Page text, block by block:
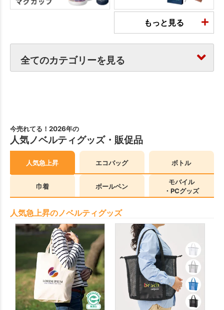
もっと見る
全てのカテゴリーを見る
今売れてる！2026年の
人気ノベルティグッズ・販促品
人気急上昇 エコバッグ ボトル
巾着 ボールペン
モバイル
・PCグッズ
人気急上昇のノベルティグッズ